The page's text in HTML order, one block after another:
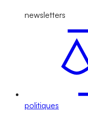
newsletters
politiques